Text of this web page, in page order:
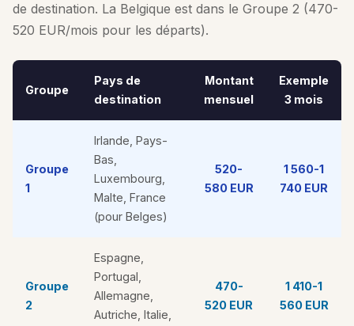
de destination. La Belgique est dans le Groupe 2 (470-
520 EUR/mois pour les départs).
Groupe
Pays de
destination
Montant
mensuel
Exemple
3 mois
Groupe
1
Irlande, Pays-
Bas,
Luxembourg,
Malte, France
(pour Belges)
520-
580 EUR
1 560-1
740 EUR
Groupe
2
Espagne,
Portugal,
Allemagne,
Autriche, Italie,
470-
520 EUR
1 410-1
560 EUR